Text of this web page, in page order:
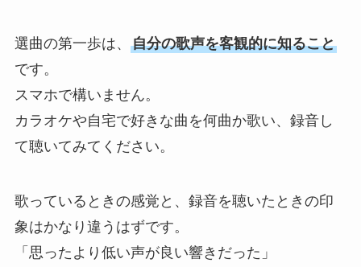
選曲の第一歩は、 自分の歌声を客観的に知ること
です。
スマホで構いません。
カラオケや自宅で好きな曲を何曲か歌い、録音し
て聴いてみてください。
歌っているときの感覚と、録音を聴いたときの印
象はかなり違うはずです。
「思ったより低い声が良い響きだった」